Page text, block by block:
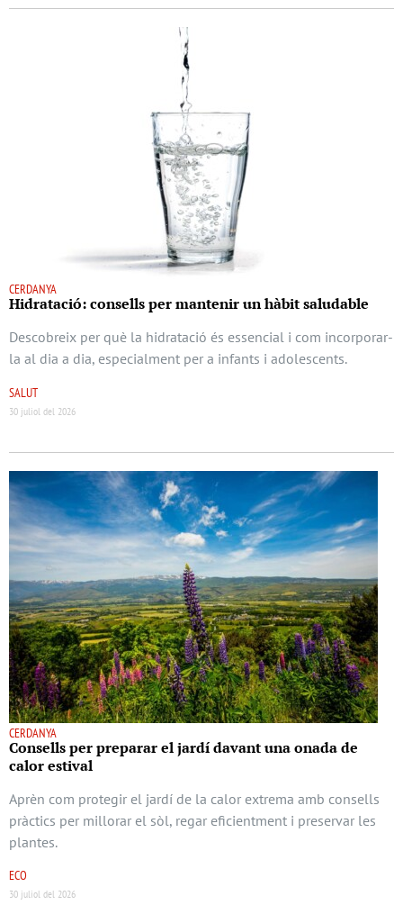
CERDANYA
Hidratació: consells per mantenir un hàbit saludable
Descobreix per què la hidratació és essencial i com incorporar-
la al dia a dia, especialment per a infants i adolescents.
SALUT
30 juliol del 2026
CERDANYA
Consells per preparar el jardí davant una onada de
calor estival
Aprèn com protegir el jardí de la calor extrema amb consells
pràctics per millorar el sòl, regar eficientment i preservar les
plantes.
ECO
30 juliol del 2026